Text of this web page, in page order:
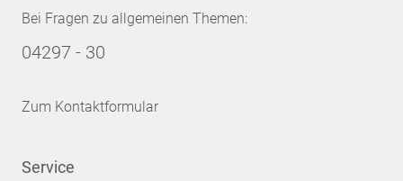
Bei Fragen zu allgemeinen Themen:
04297 - 30
Zum Kontaktformular
Service